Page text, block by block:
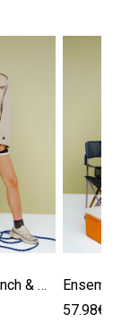
Ensemble "Trench & Short en molleton"
57.98€